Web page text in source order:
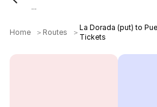
...
Home ＞ Routes ＞
La Dorada (put) to
Tickets